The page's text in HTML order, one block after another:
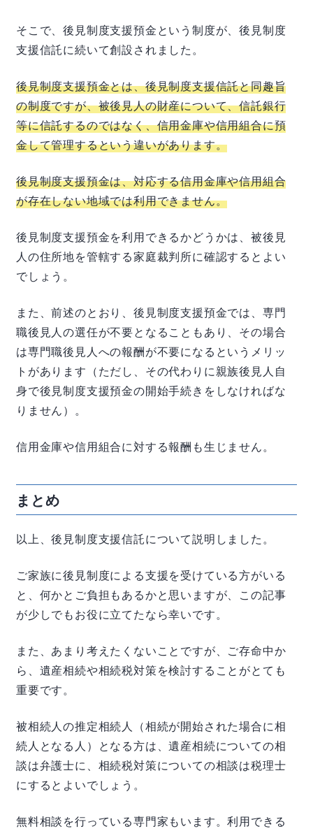
そこで、後見制度支援預金という制度が、後見制度
支援信託に続いて創設されました。
後見制度支援預金とは、後見制度支援信託と同趣旨
の制度ですが、被後見人の財産について、信託銀行
等に信託するのではなく、信用金庫や信用組合に預
金して管理するという違いがあります。
後見制度支援預金は、対応する信用金庫や信用組合
が存在しない地域では利用できません。
後見制度支援預金を利用できるかどうかは、被後見
人の住所地を管轄する家庭裁判所に確認するとよい
でしょう。
また、前述のとおり、後見制度支援預金では、専門
職後見人の選任が不要となることもあり、その場合
は専門職後見人への報酬が不要になるというメリッ
トがあります（ただし、その代わりに親族後見人自
身で後見制度支援預金の開始手続きをしなければな
りません）。
信用金庫や信用組合に対する報酬も生じません。
まとめ
以上、後見制度支援信託について説明しました。
ご家族に後見制度による支援を受けている方がいる
と、何かとご負担もあるかと思いますが、この記事
が少しでもお役に立てたなら幸いです。
また、あまり考えたくないことですが、ご存命中か
ら、遺産相続や相続税対策を検討することがとても
重要です。
被相続人の推定相続人（相続が開始された場合に相
続人となる人）となる方は、遺産相続についての相
談は弁護士に、相続税対策についての相談は税理士
にするとよいでしょう。
無料相談を行っている専門家もいます。利用できる